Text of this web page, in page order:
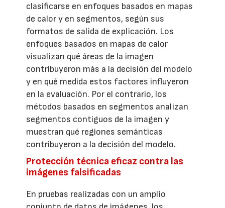
clasificarse en enfoques basados en mapas
de calor y en segmentos, según sus
formatos de salida de explicación. Los
enfoques basados en mapas de calor
visualizan qué áreas de la imagen
contribuyeron más a la decisión del modelo
y en qué medida estos factores influyeron
en la evaluación. Por el contrario, los
métodos basados en segmentos analizan
segmentos contiguos de la imagen y
muestran qué regiones semánticas
contribuyeron a la decisión del modelo.
Protección técnica eficaz contra las
imágenes falsificadas
En pruebas realizadas con un amplio